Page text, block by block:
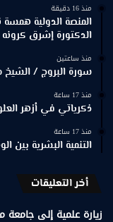
منذ 16 دقيقة
المنصة الدولية همسة
الدكتورة إشرق كرونه
منذ ساعتين
سورة البروج /
منذ 17 ساعة
ذكرياتي في أزهر
منذ 17 ساعة
التنمية البشرية بين
أخر التعليقات